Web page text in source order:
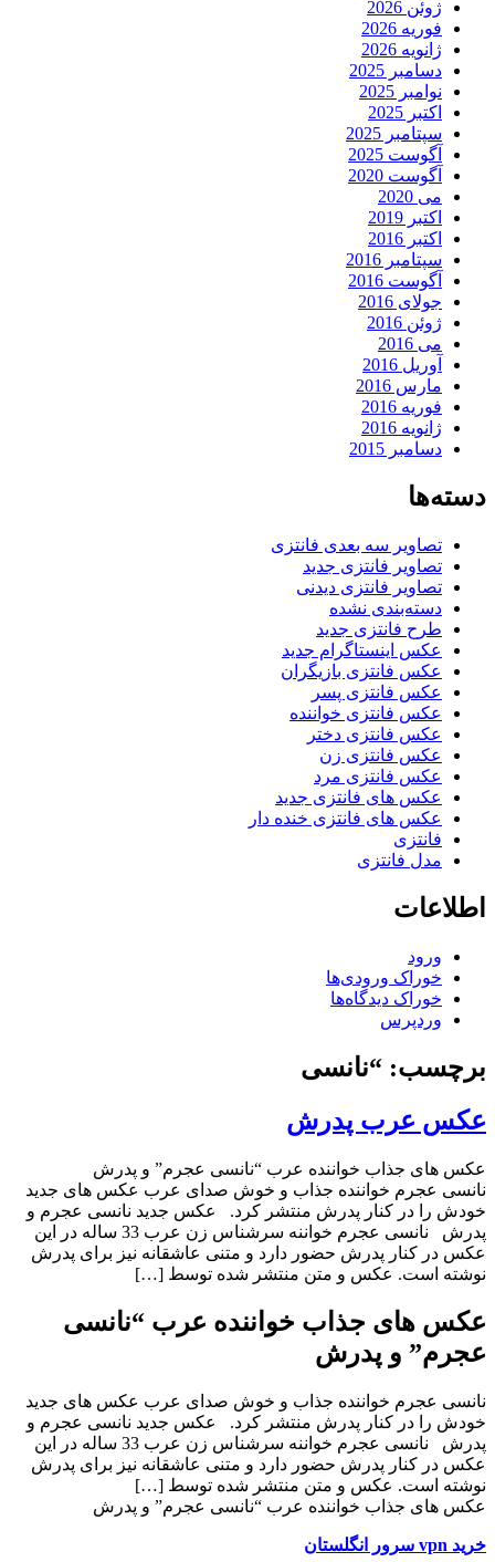
ژوئن 2026
فوریه 2026
ژانویه 2026
دسامبر 2025
نوامبر 2025
اکتبر 2025
سپتامبر 2025
آگوست 2025
آگوست 2020
می 2020
اکتبر 2019
اکتبر 2016
سپتامبر 2016
آگوست 2016
جولای 2016
ژوئن 2016
می 2016
آوریل 2016
مارس 2016
فوریه 2016
ژانویه 2016
دسامبر 2015
دسته‌ها
تصاویر سه بعدی فانتزی
تصاویر فانتزی جدید
تصاویر فانتزی دیدنی
دسته‌بندی نشده
طرح فانتزی جدید
عکس اینستاگرام جدید
عکس فانتزی بازیگران
عکس فانتزی پسر
عکس فانتزی خواننده
عکس فانتزی دختر
عکس فانتزی زن
عکس فانتزی مرد
عکس های فانتزی جدید
عکس های فانتزی خنده دار
فانتزی
مدل فانتزی
اطلاعات
ورود
خوراک ورودی‌ها
خوراک دیدگاه‌ها
وردپرس
برچسب: “نانسی
عکس عرب پدرش
عکس های جذاب خواننده عرب “نانسی عجرم” و پدرش
نانسی عجرم خواننده جذاب و خوش صدای عرب عکس های جدید
خودش را در کنار پدرش منتشر کرد. عکس جدید نانسی عجرم و
پدرش نانسی عجرم خواننه سرشناس زن عرب 33 ساله در این
عکس در کنار پدرش حضور دارد و متنی عاشقانه نیز برای پدرش
نوشته است. عکس و متن منتشر شده توسط […]
عکس های جذاب خواننده عرب “نانسی
عجرم” و پدرش
نانسی عجرم خواننده جذاب و خوش صدای عرب عکس های جدید
خودش را در کنار پدرش منتشر کرد. عکس جدید نانسی عجرم و
پدرش نانسی عجرم خواننه سرشناس زن عرب 33 ساله در این
عکس در کنار پدرش حضور دارد و متنی عاشقانه نیز برای پدرش
نوشته است. عکس و متن منتشر شده توسط […]
عکس های جذاب خواننده عرب “نانسی عجرم” و پدرش
خرید vpn سرور انگلستان